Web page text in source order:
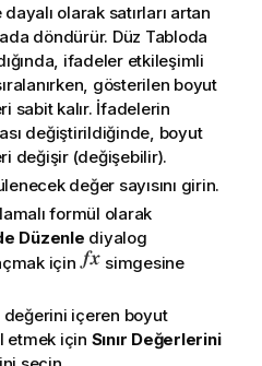
olarak satırları artan
döndürür. Düz Tabloda
ifadeler etkileşimli
gösterilen boyut
sabit kalır. İfadelerin
değiştirildiğinde, boyut
değişir (değişebilir).
değer sayısını girin.
formül olarak
Düzenle diyalog
için
simgesine
değerini içeren boyut
etmek için Sınır Değerlerini